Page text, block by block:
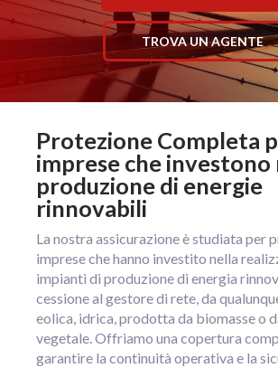
TROVA UN AGENTE
Protezione Completa
imprese che investono
produzione di energie
rinnovabili
La nostra assicurazione è studiata per
imprese che hanno investito nella
impianti di produzione di energia
cessione al gestore di rete, da
eolica, idrica, prodotta da biomasse o
vegetale. Offriamo una copertura
garantire la continuità operativa e la